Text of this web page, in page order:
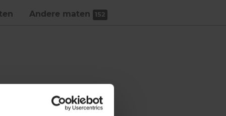
Andere maten 152